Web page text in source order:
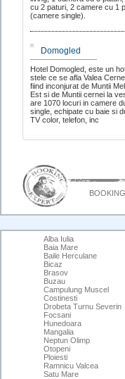
cu 2 paturi, 2 camere cu 1
(camere single).
Domogled
Hotel Domogled, este un
stele ce se afla Valea
fiind inconjurat de Muntii
Est si de Muntii cernei la
are 1070 locuri in camere
single, echipate cu baie si
TV color, telefon, inc
Alba Iulia
Baia Mare
Baile Herculane
Bicaz
Brasov
Buzau
Campulung Muscel
Costinesti
Drobeta Turnu Severin
Focsani
Hunedoara
Mangalia
Neptun Olimp
Otopeni
Ploiesti
Ramnicu Valcea
Satu Mare